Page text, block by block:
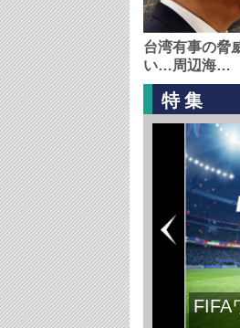
台湾有事の脅
い…周辺海…
特集
日